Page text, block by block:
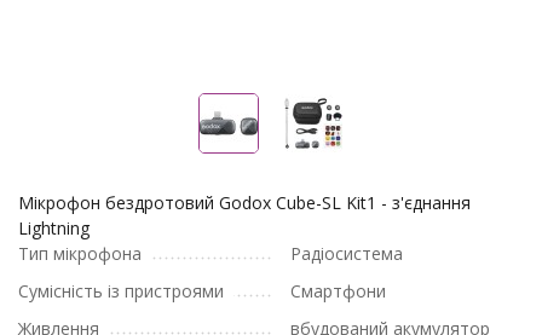
Мікрофон бездротовий Godox Cube-SL Kit1 - з'єднання
Lightning
Тип мікрофона
Радіосистема
Сумісність із пристроями
Смартфони
Живлення
вбудований акумулятор